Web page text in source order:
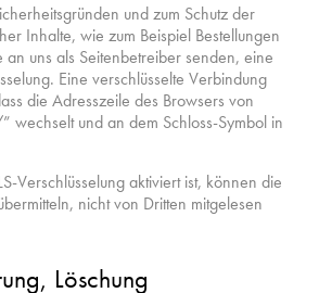
und zum Schutz der
Inhalte, wie zum Beispiel Bestellungen
uns als Seitenbetreiber senden, eine
Eine verschlüsselte Verbindung
die Adresszeile des Browsers von
und an dem Schloss-Symbol in
Verschlüsselung aktiviert ist, können die
nicht von Dritten mitgelesen
Löschung